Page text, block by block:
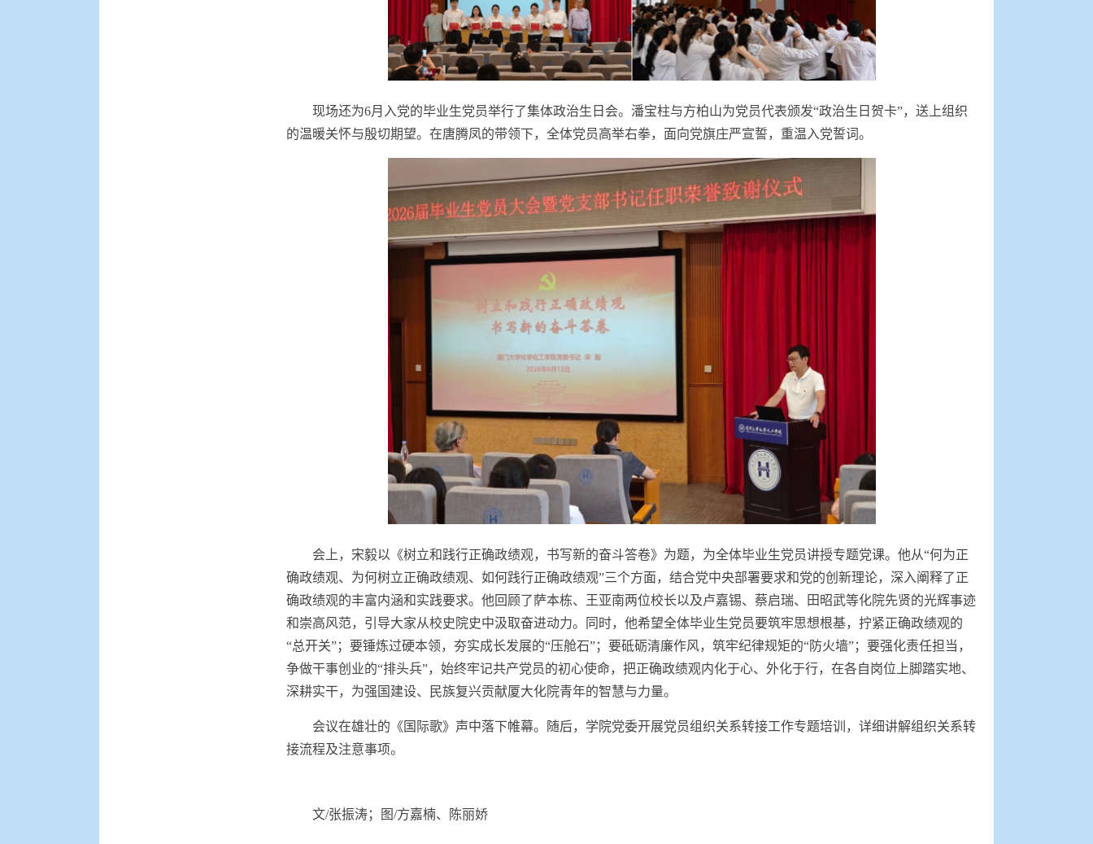
现场还为6月入党的毕业生党员举行了集体政治生日会。潘宝柱与方柏山为党员代表颁发“政治生日贺卡”，送上组织
的温暖关怀与殷切期望。在唐腾凤的带领下，全体党员高举右拳，面向党旗庄严宣誓，重温入党誓词。
会上，宋毅以《树立和践行正确政绩观，书写新的奋斗答卷》为题，为全体毕业生党员讲授专题党课。他从“何为正
确政绩观、为何树立正确政绩观、如何践行正确政绩观”三个方面，结合党中央部署要求和党的创新理论，深入阐释了正
确政绩观的丰富内涵和实践要求。他回顾了萨本栋、王亚南两位校长以及卢嘉锡、蔡启瑞、田昭武等化院先贤的光辉事迹
和崇高风范，引导大家从校史院史中汲取奋进动力。同时，他希望全体毕业生党员要筑牢思想根基，拧紧正确政绩观的
“总开关”；要锤炼过硬本领，夯实成长发展的“压舱石”；要砥砺清廉作风，筑牢纪律规矩的“防火墙”；要强化责任担当，
争做干事创业的“排头兵”，始终牢记共产党员的初心使命，把正确政绩观内化于心、外化于行，在各自岗位上脚踏实地、
深耕实干，为强国建设、民族复兴贡献厦大化院青年的智慧与力量。
会议在雄壮的《国际歌》声中落下帷幕。随后，学院党委开展党员组织关系转接工作专题培训，详细讲解组织关系转
接流程及注意事项。
文/张振涛；图/方嘉楠、陈丽娇